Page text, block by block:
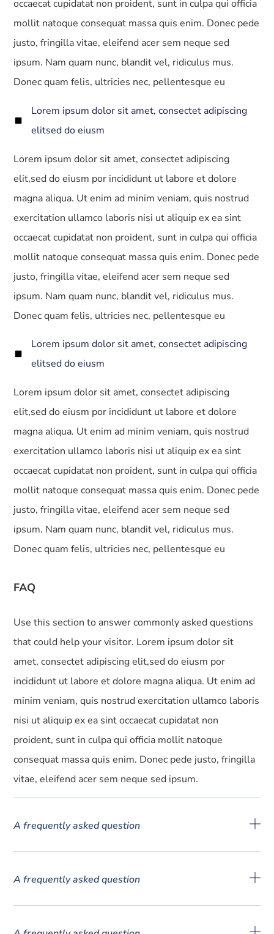
occaecat cupidatat non proident, sunt in culpa qui officia
mollit natoque consequat massa quis enim. Donec pede
justo, fringilla vitae, eleifend acer sem neque sed
ipsum. Nam quam nunc, blandit vel, ridiculus mus.
Donec quam felis, ultricies nec, pellentesque eu
Lorem ipsum dolor sit amet, consectet adipiscing
elitsed do eiusm
Lorem ipsum dolor sit amet, consectet adipiscing
elit,sed do eiusm por incididunt ut labore et dolore
magna aliqua. Ut enim ad minim veniam, quis nostrud
exercitation ullamco laboris nisi ut aliquip ex ea sint
occaecat cupidatat non proident, sunt in culpa qui officia
mollit natoque consequat massa quis enim. Donec pede
justo, fringilla vitae, eleifend acer sem neque sed
ipsum. Nam quam nunc, blandit vel, ridiculus mus.
Donec quam felis, ultricies nec, pellentesque eu
Lorem ipsum dolor sit amet, consectet adipiscing
elitsed do eiusm
Lorem ipsum dolor sit amet, consectet adipiscing
elit,sed do eiusm por incididunt ut labore et dolore
magna aliqua. Ut enim ad minim veniam, quis nostrud
exercitation ullamco laboris nisi ut aliquip ex ea sint
occaecat cupidatat non proident, sunt in culpa qui officia
mollit natoque consequat massa quis enim. Donec pede
justo, fringilla vitae, eleifend acer sem neque sed
ipsum. Nam quam nunc, blandit vel, ridiculus mus.
Donec quam felis, ultricies nec, pellentesque eu
FAQ
Use this section to answer commonly asked questions
that could help your visitor. Lorem ipsum dolor sit
amet, consectet adipiscing elit,sed do eiusm por
incididunt ut labore et dolore magna aliqua. Ut enim ad
minim veniam, quis nostrud exercitation ullamco laboris
nisi ut aliquip ex ea sint occaecat cupidatat non
proident, sunt in culpa qui officia mollit natoque
consequat massa quis enim. Donec pede justo, fringilla
vitae, eleifend acer sem neque sed ipsum.
A frequently asked question
A frequently asked question